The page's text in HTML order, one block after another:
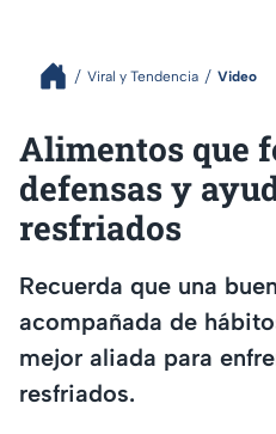
Viral y Tendencia Video
Alimentos que
defensas y
resfriados
Recuerda que una
acompañada de
mejor aliada para
resfriados.